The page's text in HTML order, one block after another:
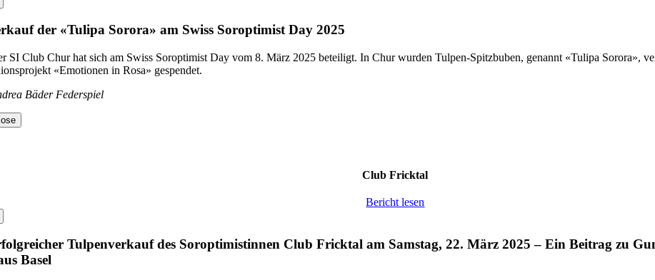
der «Tulipa Sorora» am Swiss Soroptimist Day 2025
SI Club Chur hat sich am Swiss Soroptimist Day vom 8. März 2025 beteiligt. In Chur wurden Tulpen-Spitzbuben, genannt «Tulipa Sorora»,
«Emotionen in Rosa» gespendet.
Bäder Federspiel
Club Fricktal
Bericht lesen
Tulpenverkauf des Soroptimistinnen Club Fricktal am Samstag, 22. März 2025 – Ein Beitrag zu
Basel